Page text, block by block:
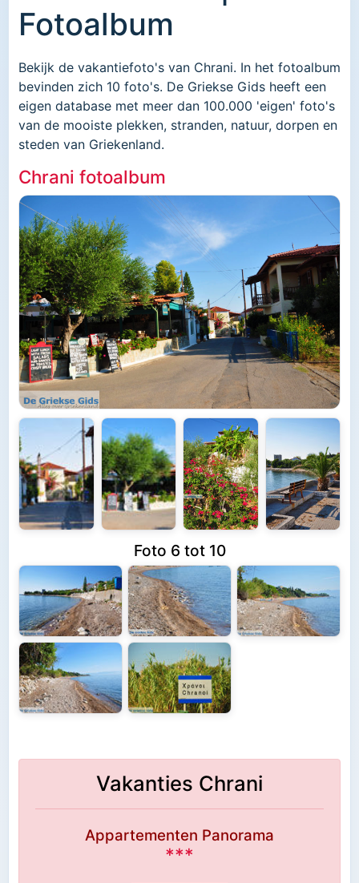
Fotoalbum
Bekijk de vakantiefoto's van Chrani. In het fotoalbum
bevinden zich 10 foto's. De Griekse Gids heeft een
eigen database met meer dan 100.000 'eigen' foto's
van de mooiste plekken, stranden, natuur, dorpen en
steden van Griekenland.
Chrani fotoalbum
Foto 6 tot 10
Vakanties Chrani
Appartementen Panorama
***